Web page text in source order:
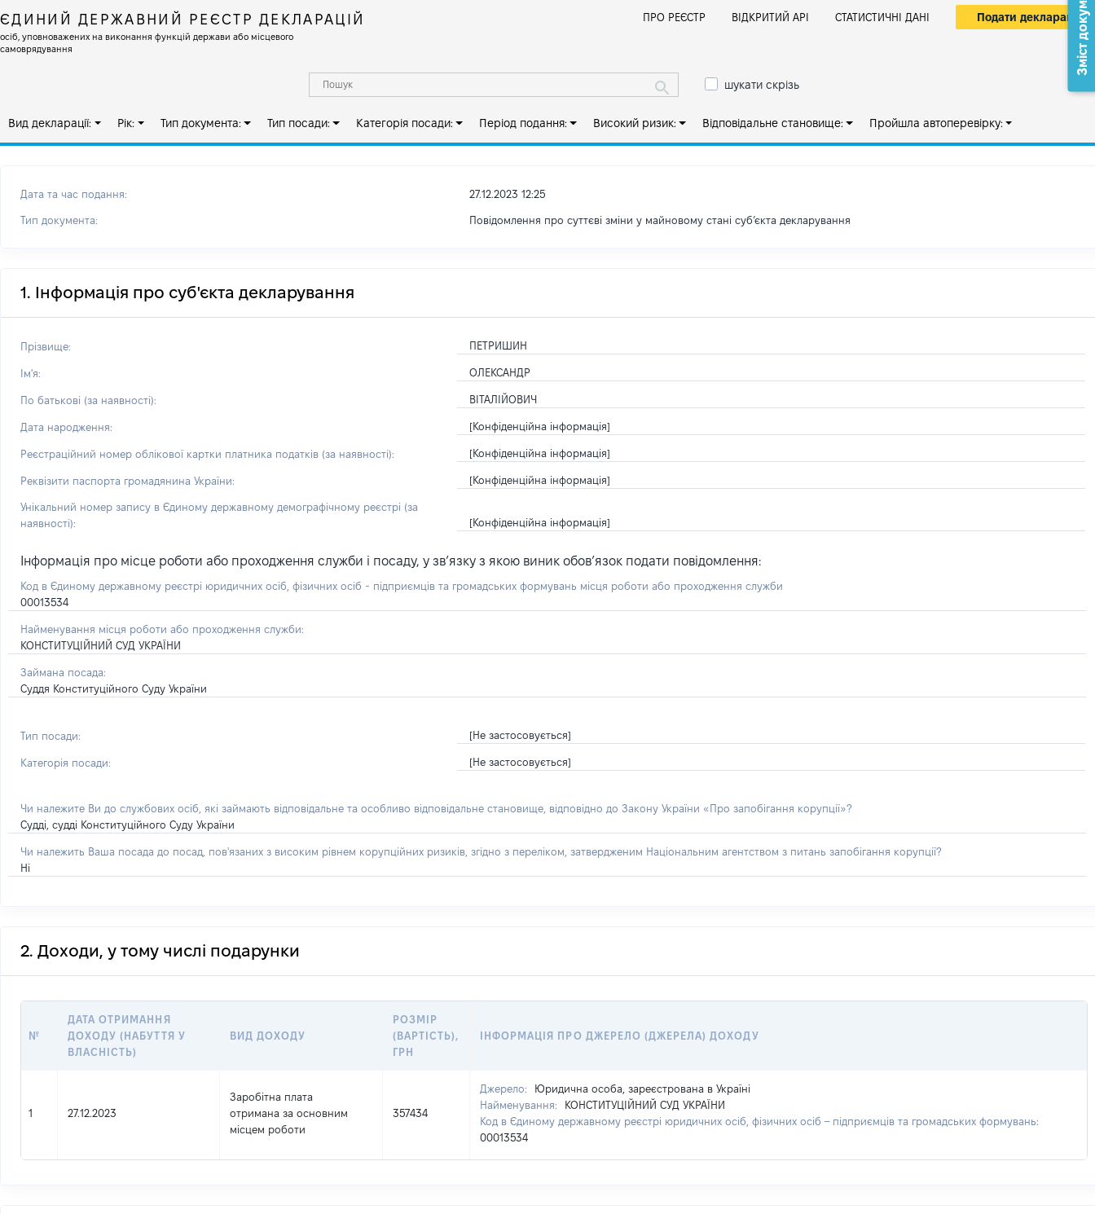
ЄДИНИЙ ДЕРЖАВНИЙ РЕЄСТР ДЕКЛАРАЦІЙ
осіб, уповноважених на виконання функцій держави або місцевого
самоврядування
ПРО РЕЄСТР ВІДКРИТИЙ АРІ СТАТИСТИЧНІ ДАНІ Подати декларацію
шукати скрізь
Вид декларації: Рік: Тип документа: Тип посади: Категорія посади: Період подання: Високий ризик: Відповідальне становище: Пройшла автоперевірку:
Дата та час подання: 27.12.2023 12:25
Тип документа: Повідомлення про суттєві зміни у майновому стані субʼєкта декларування
1. Інформація про суб'єкта декларування
Прізвище: ПЕТРИШИН
Ім'я: ОЛЕКСАНДР
По батькові (за наявності): ВІТАЛІЙОВИЧ
Дата народження: [Конфіденційна інформація]
Реєстраційний номер облікової картки платника податків (за наявності): [Конфіденційна інформація]
Реквізити паспорта громадянина України: [Конфіденційна інформація]
Унікальний номер запису в Єдиному державному демографічному реєстрі (за
наявності):
[Конфіденційна інформація]
Інформація про місце роботи або проходження служби і посаду, у зв’язку з якою виник обов’язок подати повідомлення:
Код в Єдиному державному реєстрі юридичних осіб, фізичних осіб - підприємців та громадських формувань місця роботи або проходження служби
00013534
Найменування місця роботи або проходження служби:
КОНСТИТУЦІЙНИЙ СУД УКРАЇНИ
Займана посада:
Суддя Конституційного Суду України
Тип посади: [Не застосовується]
Категорія посади: [Не застосовується]
Чи належите Ви до службових осіб, які займають відповідальне та особливо відповідальне становище, відповідно до Закону України «Про запобігання корупції»?
Судді, судді Конституційного Суду України
Чи належить Ваша посада до посад, пов'язаних з високим рівнем корупційних ризиків, згідно з переліком, затвердженим Національним агентством з питань запобігання корупції?
Ні
2. Доходи, у тому числі подарунки
№
ДАТА ОТРИМАННЯ
ДОХОДУ (НАБУТТЯ У
ВЛАСНІСТЬ)
ВИД ДОХОДУ
РОЗМІР
(ВАРТІСТЬ),
ГРН
ІНФОРМАЦІЯ ПРО ДЖЕРЕЛО (ДЖЕРЕЛА) ДОХОДУ
1 27.12.2023
Заробітна плата
отримана за основним
місцем роботи
357434
Джерело:
Юридична особа, зареєстрована в Україні
Найменування:
КОНСТИТУЦІЙНИЙ СУД УКРАЇНИ
Код в Єдиному державному реєстрі юридичних осіб, фізичних осіб – підприємців та громадських формувань:
00013534
Зміст документа